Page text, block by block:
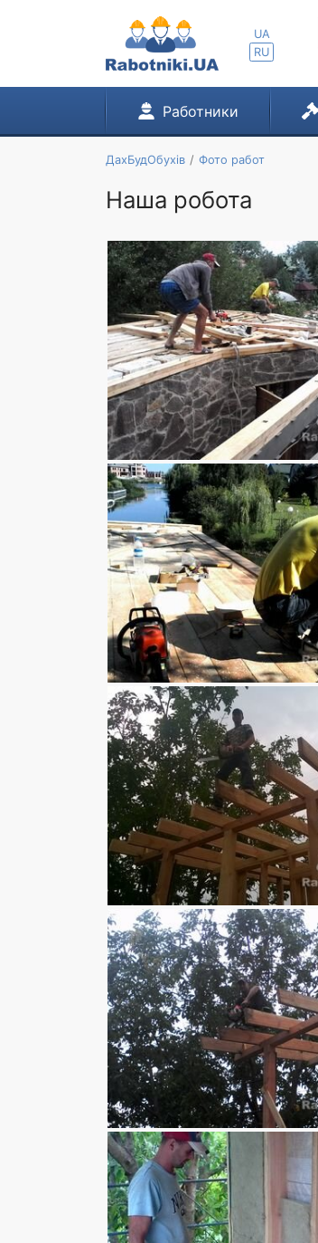
UA
RU
Работники
ДахБудОбухів Фото работ
Наша робота